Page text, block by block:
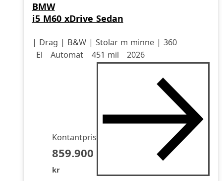
BMW
i5 M60 xDrive Sedan
| Drag | B&W | Stolar m minne | 360
Drivmedel
El
Drivmedel
Automat
Miltal 451 mil
årsmodell 2026
Kontantpris
859.900
kr